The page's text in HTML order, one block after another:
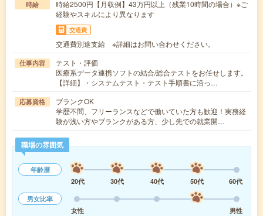
時給
時給2500円【月収例】43万円以上（残業10時間の場合）※ご
経験やスキルにより異なります
交通費
交通費別途支給 ※詳細はお問い合わせください。
仕事内容
テスト・評価
医療系データ連携ソフトの結合/総合テストをお任せします。
【詳細】・システムテスト・テスト手順書に沿っ…
応募資格
ブランクOK
学歴不問、フリーランスなどで働いていた方も歓迎！実務経
験が浅い方やブランクがある方、少し先での就業開…
職場の雰囲気
年齢層
20代
30代 40代 50代
60代
男女比率
女性
男性